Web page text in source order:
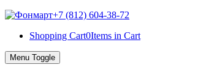
+7 (812) 604-38-72
Shopping Cart0Items in Cart
Menu Toggle